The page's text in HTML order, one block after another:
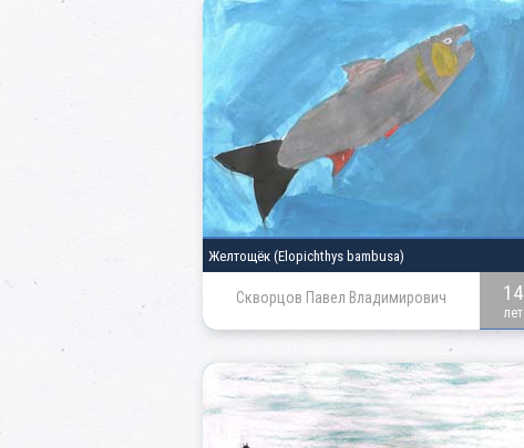
Желтощёк (Elopichthys bambusa)
Скворцов Павел Владимирович 14
лет